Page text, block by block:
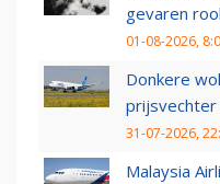
gevaren
01-08-2026,
Donkere
31-07-2026,
Malaysia